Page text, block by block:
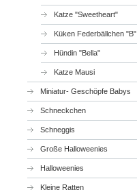
Katze "Sweetheart"
Küken Federbällchen "B"
Hündin "Bella"
Katze Mausi
Miniatur- Geschöpfe Babys
Schneckchen
Schneggis
Große Halloweenies
Halloweenies
Kleine Ratten